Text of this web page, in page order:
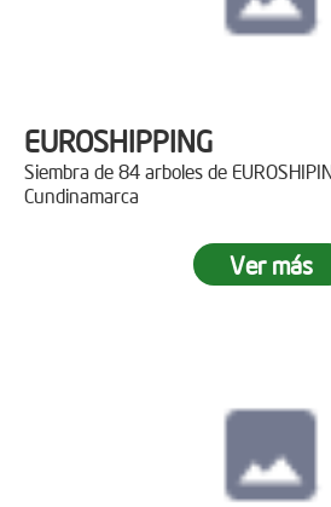
EUROSHIPPING
Siembra de 84 arboles de
Cundinamarca
Ver más